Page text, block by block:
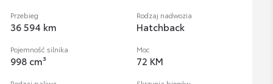
Przebieg
36 594 km
Rodzaj nadwozia
Hatchback
Pojemność silnika
998 cm³
Moc
72 KM